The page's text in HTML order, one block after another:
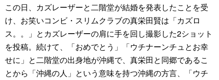
この日、カズレーザーと二階堂が結婚を発表したことを受
け、お笑いコンビ・スリムクラブの真栄田賢は「カズロ
ス。。」とカズレーザーの肩に手を回し撮影した2ショット
を投稿。続けて、「おめでとう」「ウチナーンチュとお幸
せに」と二階堂の出身地が沖縄で、真栄田と同郷であるこ
とから「沖縄の人」という意味を持つ沖縄の方言、「ウチ